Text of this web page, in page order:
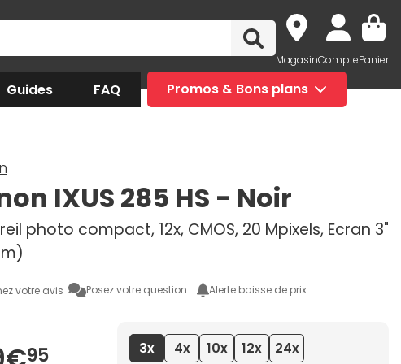
MagasinComptePanier
Guides FAQ Promos & Bons plans
IXUS 285 HS - Noir
photo compact, 12x, CMOS, 20 Mpixels, Ecran 3"
votre avis Posez votre question Alerte baisse de prix
95 3x 4x 10x 12x
24x